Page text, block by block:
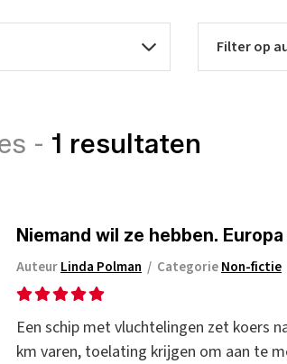
- 1 resultaten
Niemand wil ze hebben.
AuteurLinda Polman / CategorieNon-fictie
Een schip met vluchtelingen zet koers
km varen, toelating krijgen om aan te